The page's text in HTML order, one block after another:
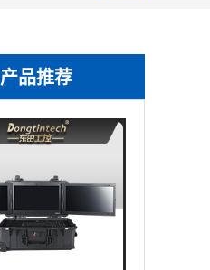
产品推荐